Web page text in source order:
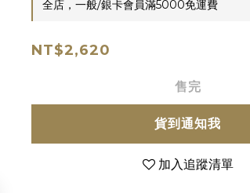
全店，一般/銀卡會員滿5000免運費
NT$2,620
售完
貨到通知我
加入追蹤清單